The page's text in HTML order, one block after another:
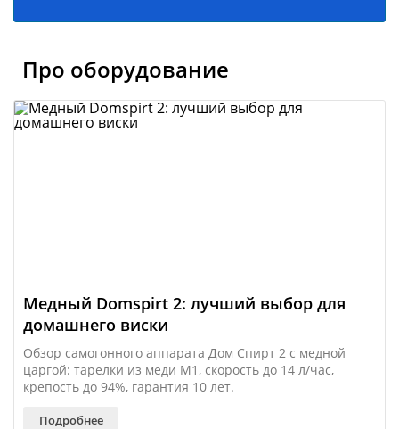
Про оборудование
Медный Domspirt 2: лучший выбор для
домашнего виски
Обзор самогонного аппарата Дом Спирт 2 с медной
царгой: тарелки из меди М1, скорость до 14 л/час,
крепость до 94%, гарантия 10 лет.
Подробнее